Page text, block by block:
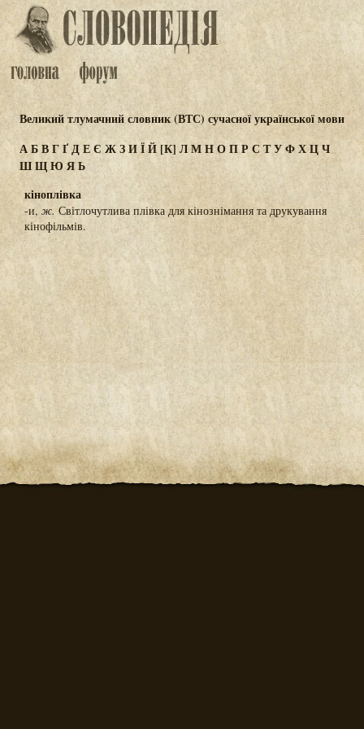
Великий тлумачний словник (ВТС) сучасної української мови
АБВГҐДЕЄ ЖЗИЇЙ [К] ЛМНОПР СТУФХЦЧ
ШЩЮЯЬ
кіноплівка
-и, ж. Світлочутлива плівка для кінознімання та друкування
кінофільмів.